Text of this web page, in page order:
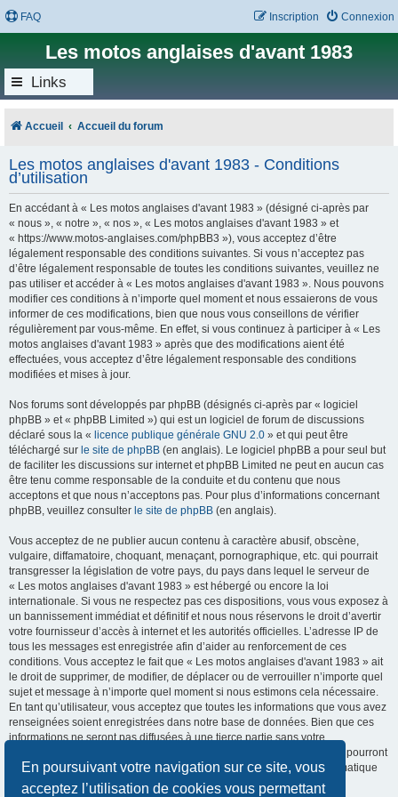
En poursuivant votre navigation sur ce site, vous
acceptez l’utilisation de cookies vous permettant
FAQ Connexion
Inscription
Les motos anglaises d'avant 1983
Links
Accueil Accueil du forum
Les motos anglaises d'avant 1983 - Conditions
d’utilisation
En accédant à « Les motos anglaises d'avant 1983 » (désigné ci-après par
« nous », « notre », « nos », « Les motos anglaises d'avant 1983 » et
« https://www.motos-anglaises.com/phpBB3 »), vous acceptez d’être
légalement responsable des conditions suivantes. Si vous n’acceptez pas
d’être légalement responsable de toutes les conditions suivantes, veuillez ne
pas utiliser et accéder à « Les motos anglaises d'avant 1983 ». Nous pouvons
modifier ces conditions à n’importe quel moment et nous essaierons de vous
informer de ces modifications, bien que nous vous conseillons de vérifier
régulièrement par vous-même. En effet, si vous continuez à participer à « Les
motos anglaises d'avant 1983 » après que des modifications aient été
effectuées, vous acceptez d’être légalement responsable des conditions
modifiées et mises à jour.
Nos forums sont développés par phpBB (désignés ci-après par « logiciel
phpBB » et « phpBB Limited ») qui est un logiciel de forum de discussions
déclaré sous la « licence publique générale GNU 2.0 » et qui peut être
téléchargé sur le site de phpBB (en anglais). Le logiciel phpBB a pour seul but
de faciliter les discussions sur internet et phpBB Limited ne peut en aucun cas
être tenu comme responsable de la conduite et du contenu que nous
acceptons et que nous n’acceptons pas. Pour plus d’informations concernant
phpBB, veuillez consulter le site de phpBB (en anglais).
Vous acceptez de ne publier aucun contenu à caractère abusif, obscène,
vulgaire, diffamatoire, choquant, menaçant, pornographique, etc. qui pourrait
transgresser la législation de votre pays, du pays dans lequel le serveur de
« Les motos anglaises d'avant 1983 » est hébergé ou encore la loi
internationale. Si vous ne respectez pas ces dispositions, vous vous exposez à
un bannissement immédiat et définitif et nous nous réservons le droit d’avertir
votre fournisseur d’accès à internet et les autorités officielles. L’adresse IP de
tous les messages est enregistrée afin d’aider au renforcement de ces
conditions. Vous acceptez le fait que « Les motos anglaises d'avant 1983 » ait
le droit de supprimer, de modifier, de déplacer ou de verrouiller n’importe quel
sujet et message à n’importe quel moment si nous estimons cela nécessaire.
En tant qu’utilisateur, vous acceptez que toutes les informations que vous avez
renseignées soient enregistrées dans notre base de données. Bien que ces
informations ne seront pas diffusées à une tierce partie sans votre
consentement, ni « Les motos anglaises d'avant 1983 », ni phpBB, ne pourront
être tenus comme responsables en cas de tentative de piratage informatique
visant à compromettre vos données.